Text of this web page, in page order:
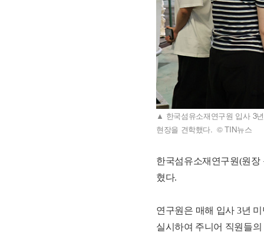
▲ 한국섬유소재연구원 입사 3
현장을 견학했다. © TIN뉴스
한국섬유소재연구원(원
혔다.
연구원은 매해 입사 3년
실시하여 주니어 직원들